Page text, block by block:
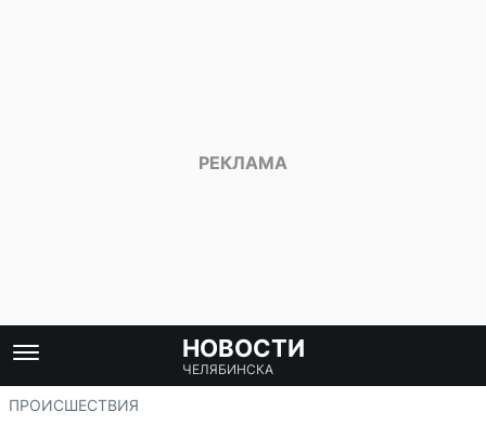
НОВОСТИ
ЧЕЛЯБИНСКА
ПРОИСШЕСТВИЯ